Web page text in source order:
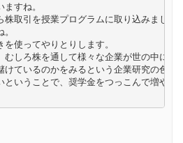
すね。
株取引を授業プログラムに取り込みました
使ってやりとりします。
むしろ株を通して様々な企業が世の中には
けているのかをみるという企業研究の色の
ということで、奨学金をつっこんで増や